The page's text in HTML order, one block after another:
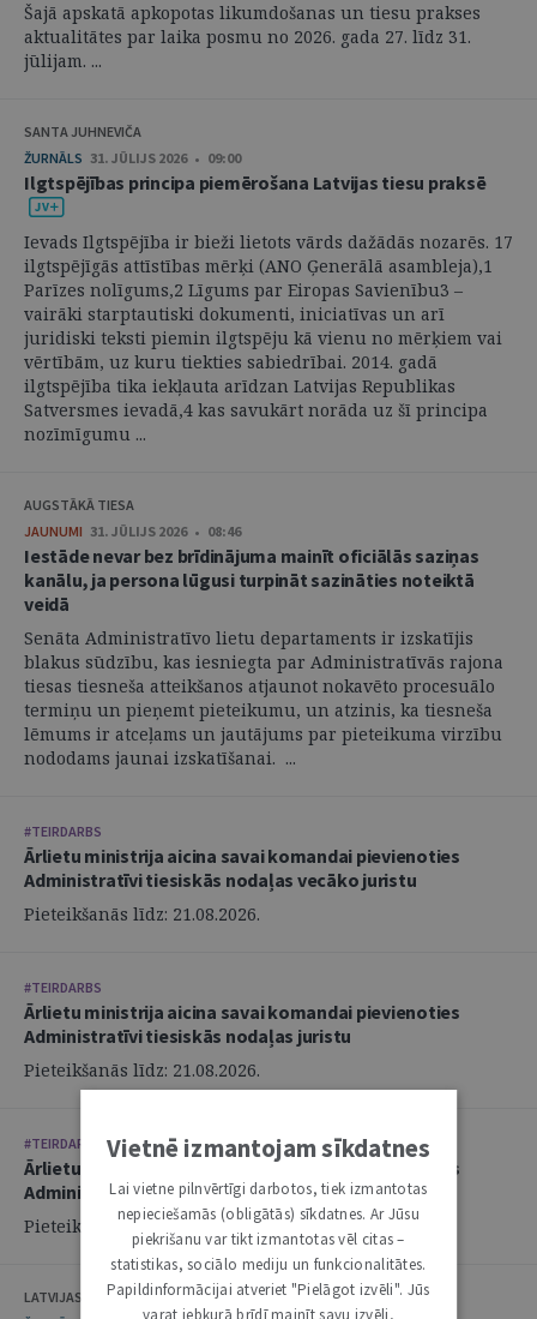
Šajā apskatā apkopotas likumdošanas un tiesu prakses
aktualitātes par laika posmu no 2026. gada 27. līdz 31.
jūlijam. ...
SANTA JUHNEVIČA
ŽURNĀLS 31. JŪLIJS 2026 • 09:00
Ilgtspējības principa piemērošana Latvijas tiesu praksē
Ievads Ilgtspējība ir bieži lietots vārds dažādās nozarēs. 17
ilgtspējīgās attīstības mērķi (ANO Ģenerālā asambleja),1
Parīzes nolīgums,2 Līgums par Eiropas Savienību3 –
vairāki starptautiski dokumenti, iniciatīvas un arī
juridiski teksti piemin ilgtspēju kā vienu no mērķiem vai
vērtībām, uz kuru tiekties sabiedrībai. 2014. gadā
ilgtspējība tika iekļauta arīdzan Latvijas Republikas
Satversmes ievadā,4 kas savukārt norāda uz šī principa
nozīmīgumu ...
AUGSTĀKĀ TIESA
JAUNUMI 31. JŪLIJS 2026 • 08:46
Iestāde nevar bez brīdinājuma mainīt oficiālās saziņas
kanālu, ja persona lūgusi turpināt sazināties noteiktā
veidā
Senāta Administratīvo lietu departaments ir izskatījis
blakus sūdzību, kas iesniegta par Administratīvās rajona
tiesas tiesneša atteikšanos atjaunot nokavēto procesuālo
termiņu un pieņemt pieteikumu, un atzinis, ka tiesneša
lēmums ir atceļams un jautājums par pieteikuma virzību
nododams jaunai izskatīšanai. ...
#TEIRDARBS
Ārlietu ministrija aicina savai komandai pievienoties
Administratīvi tiesiskās nodaļas vecāko juristu
Pieteikšanās līdz: 21.08.2026.
#TEIRDARBS
Ārlietu ministrija aicina savai komandai pievienoties
Administratīvi tiesiskās nodaļas juristu
Pieteikšanās līdz: 21.08.2026.
#TEIRDARBS
Ārlietu ministrija aicina savai komandai pievienoties
Administratīvi tiesiskās nodaļas juristu
Pieteikšanās līdz: 21.08.2026.
LATVIJAS ZVĒRINĀTU ADVOKĀTU PADOME
Vietnē izmantojam sīkdatnes
Lai vietne pilnvērtīgi darbotos, tiek izmantotas
nepieciešamās (obligātās) sīkdatnes. Ar Jūsu
piekrišanu var tikt izmantotas vēl citas –
statistikas, sociālo mediju un funkcionalitātes.
Papildinformācijai atveriet "Pielāgot izvēli". Jūs
varat jebkurā brīdī mainīt savu izvēli,